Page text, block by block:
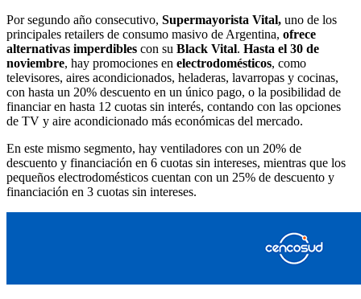
Por segundo año consecutivo, Supermayorista Vital, uno de los
principales retailers de consumo masivo de Argentina, ofrece
alternativas imperdibles con su Black Vital. Hasta el 30 de
noviembre, hay promociones en electrodomésticos, como
televisores, aires acondicionados, heladeras, lavarropas y cocinas,
con hasta un 20% descuento en un único pago, o la posibilidad de
financiar en hasta 12 cuotas sin interés, contando con las opciones
de TV y aire acondicionado más económicas del mercado.
En este mismo segmento, hay ventiladores con un 20% de
descuento y financiación en 6 cuotas sin intereses, mientras que los
pequeños electrodomésticos cuentan con un 25% de descuento y
financiación en 3 cuotas sin intereses.